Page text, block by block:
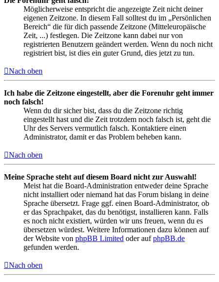
Möglicherweise entspricht die angezeigte Zeit nicht deiner
eigenen Zeitzone. In diesem Fall solltest du im „Persönlichen
Bereich“ die für dich passende Zeitzone (Mitteleuropäische
Zeit, ...) festlegen. Die Zeitzone kann dabei nur von
registrierten Benutzern geändert werden. Wenn du noch nicht
registriert bist, ist dies ein guter Grund, dies jetzt zu tun.
Nach oben
Ich habe die Zeitzone eingestellt, aber die Forenuhr geht immer
noch falsch!
Wenn du dir sicher bist, dass du die Zeitzone richtig
eingestellt hast und die Zeit trotzdem noch falsch ist, geht die
Uhr des Servers vermutlich falsch. Kontaktiere einen
Administrator, damit er das Problem beheben kann.
Nach oben
Meine Sprache steht auf diesem Board nicht zur Auswahl!
Meist hat die Board-Administration entweder deine Sprache
nicht installiert oder niemand hat das Forum bislang in deine
Sprache übersetzt. Frage ggf. einen Board-Administrator, ob
er das Sprachpaket, das du benötigst, installieren kann. Falls
es noch nicht existiert, würden wir uns freuen, wenn du es
übersetzen würdest. Weitere Informationen dazu können auf
der Website von phpBB Limited oder aufphpBB.de
gefunden werden.
Nach oben